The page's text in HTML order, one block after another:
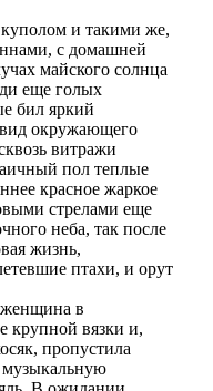
куполом и такими же,
с домашней
майского солнца
еще голых
бил яркий
окружающего
витражи
пол теплые
красное жаркое
стрелами еще
неба, так после
жизнь,
птахи, и орут
женщина в
крупной вязки и,
пропустила